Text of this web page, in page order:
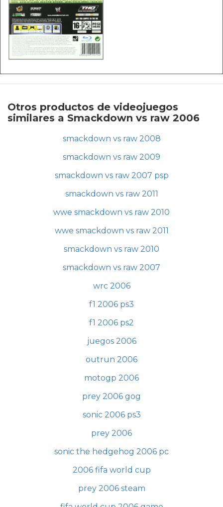
Otros productos de videojuegos
similares a Smackdown vs raw 2006
smackdown vs raw 2008
smackdown vs raw 2009
smackdown vs raw 2007 psp
smackdown vs raw 2011
wwe smackdown vs raw 2010
wwe smackdown vs raw 2011
smackdown vs raw 2010
smackdown vs raw 2007
wrc 2006
f1 2006 ps3
f1 2006 ps2
juegos 2006
outrun 2006
motogp 2006
prey 2006 gog
sonic 2006 ps3
prey 2006
sonic the hedgehog 2006 pc
2006 fifa world cup
prey 2006 steam